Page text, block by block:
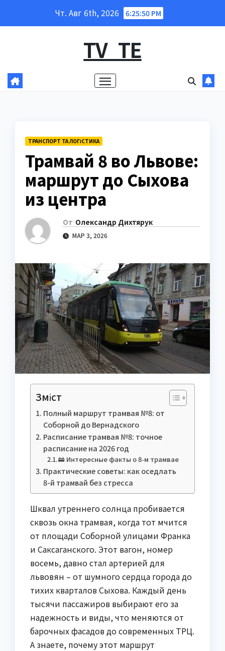
Чт. Авг 6th, 2026 6:25:51 PM
TV_TE
ТРАНСПОРТ ТА ЛОГІСТИКА
Трамвай 8 во Львове:
маршрут до Сыхова
из центра
От Олександр Дихтярук
МАР 3, 2026
Зміст
Полный маршрут трамвая №8: от
Соборной до Вернадского
Расписание трамвая №8: точное
расписание на 2026 год
🚋 Интересные факты о 8-м трамвае
Практические советы: как оседлать
8-й трамвай без стресса
Шквал утреннего солнца пробивается
сквозь окна трамвая, когда тот мчится
от площади Соборной улицами Франка
и Саксаганского. Этот вагон, номер
восемь, давно стал артерией для
львовян – от шумного сердца города до
тихих кварталов Сыхова. Каждый день
тысячи пассажиров выбирают его за
надежность и виды, что меняются от
барочных фасадов до современных ТРЦ.
А знаете, почему этот маршрут